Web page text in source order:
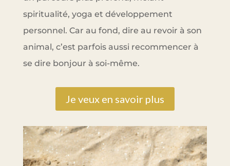
spiritualité, yoga et développement
personnel. Car au fond, dire au revoir à son
animal, c’est parfois aussi recommencer à
se dire bonjour à soi-même.
Je veux en savoir plus